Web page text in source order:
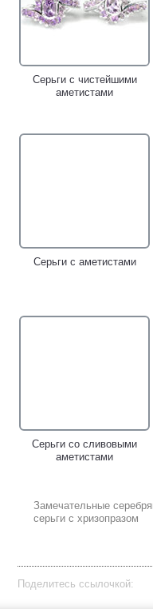
Серьги с чистейшими
аметистами
Серьги с аметистами
Серьги со сливовыми
аметистами
Замечательные
серьги с хризопразом
Поделитесь ссылочкой: